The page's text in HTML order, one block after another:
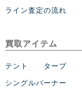
ライン査定の流れ
買取アイテム
テント タープ
シングルバーナー